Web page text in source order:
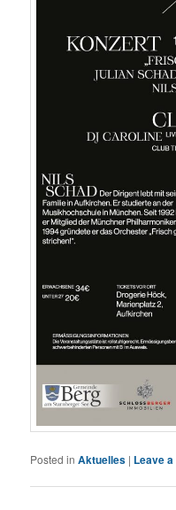
Posted in Aktuelles | Leave